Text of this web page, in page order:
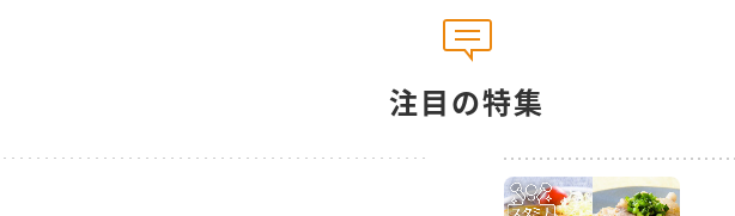
注目の特集